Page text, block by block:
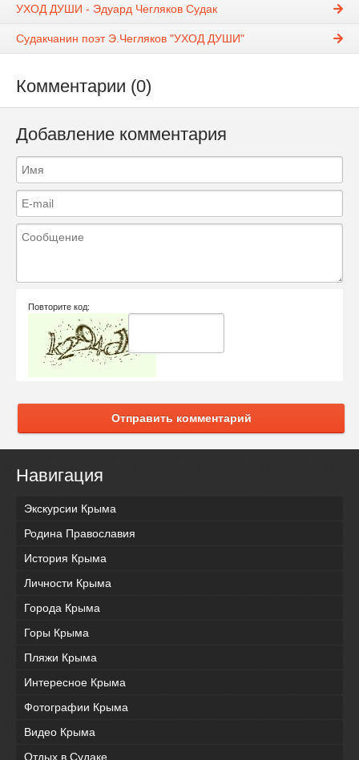
УХОД ДУШИ - Эдуард Чегляков Судак
Судакчанин поэт Э.Чегляков "УХОД ДУШИ"
Комментарии (0)
Добавление комментария
Повторите код:
Отправить комментарий
Навигация
Экскурсии Крыма
Родина Православия
История Крыма
Личности Крыма
Города Крыма
Горы Крыма
Пляжи Крыма
Интересное Крыма
Фотографии Крыма
Видео Крыма
Отдых в Судаке